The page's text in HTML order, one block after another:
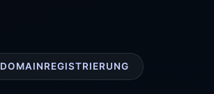
DOMAINREGISTRIERUNG